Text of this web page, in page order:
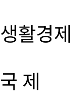
생활경제
국 제